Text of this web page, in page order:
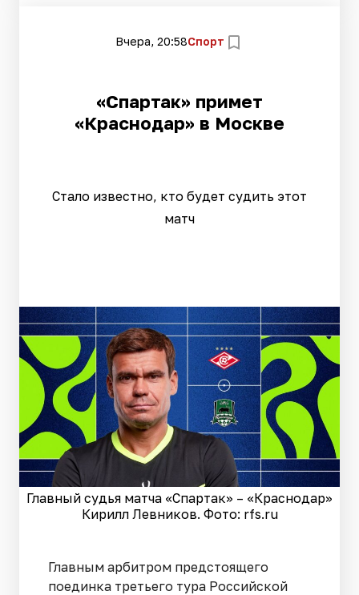
Вчера, 20:58Спорт
«Спартак» примет
«Краснодар» в Москве
Стало известно, кто будет судить этот
матч
Главный судья матча «Спартак» – «Краснодар»
Кирилл Левников. Фото: rfs.ru
Главным арбитром предстоящего
поединка третьего тура Российской